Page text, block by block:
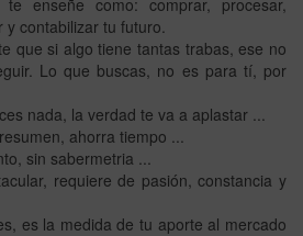
contabilizar tu futuro.
que si algo tiene tantas trabas, ese no
Lo que buscas, no es para tí, por
nada, la verdad te va a aplastar ...
ahorra tiempo ...
sin sabermetria ...
requiere de pasión, constancia y
es la medida de tu aporte al mercado